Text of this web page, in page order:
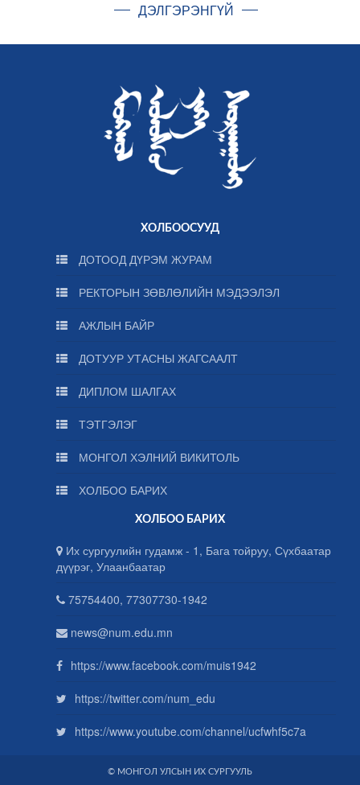
ДЭЛГЭРЭНГҮЙ
ХОЛБООСУУД
ДОТООД ДҮРЭМ ЖУРАМ
РЕКТОРЫН ЗӨВЛӨЛИЙН МЭДЭЭЛЭЛ
АЖЛЫН БАЙР
ДОТУУР УТАСНЫ ЖАГСААЛТ
ДИПЛОМ ШАЛГАХ
ТЭТГЭЛЭГ
МОНГОЛ ХЭЛНИЙ ВИКИТОЛЬ
ХОЛБОО БАРИХ
ХОЛБОО БАРИХ
Их сургуулийн гудамж - 1, Бага тойруу, Сүхбаатар
дүүрэг, Улаанбаатар
75754400, 77307730-1942
news@num.edu.mn
https://www.facebook.com/muis1942
https://twitter.com/num_edu
https://www.youtube.com/channel/ucfwhf5c7a
© МОНГОЛ УЛСЫН ИХ СУРГУУЛЬ